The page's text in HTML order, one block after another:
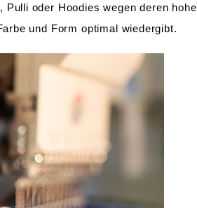
oder Hoodies wegen deren
und Form optimal wiedergibt.